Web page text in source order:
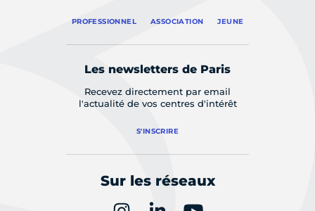
PROFESSIONNEL ASSOCIATION JEUNE
Les newsletters de Paris
Recevez directement par email
l'actualité de vos centres d'intérêt
S'INSCRIRE
Sur les réseaux